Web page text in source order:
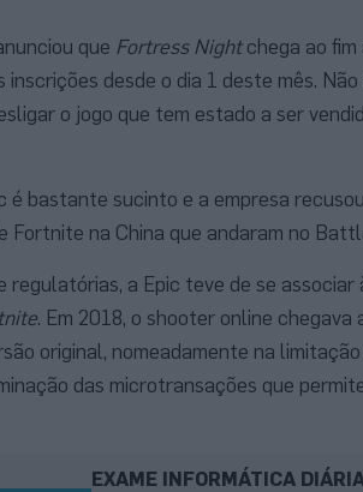
que Fortress Nightchega ao fim
inscrições desde o dia 1 deste mês.
o jogo que tem estado a ser
é bastante sucinto e a empresa
Fortnite na China que andaram no
regulatórias, a Epic teve de se
. Em 2018, o shooter online
original, nomeadamente na
das microtransações que
EXAME INFORMÁTICA